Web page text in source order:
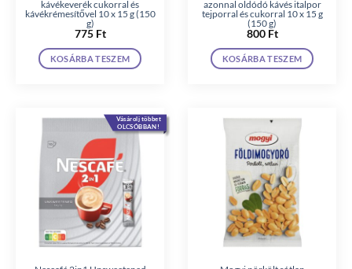
kávékeverék cukorral és
kávékrémesítővel 10 x 15 g (150
g)
775 Ft
KOSÁRBA TESZEM
azonnal oldódó kávés italpor
tejporral és cukorral 10 x 15 g
(150 g)
800 Ft
KOSÁRBA TESZEM
Vásárolj többet
OLCSÓBBAN!